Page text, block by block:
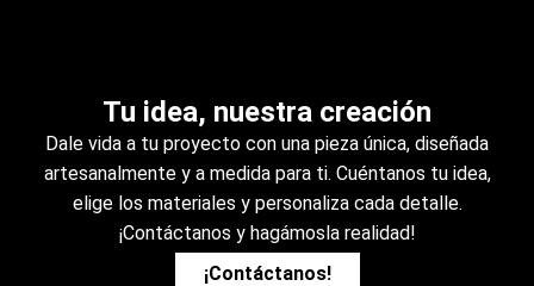
Tu idea, nuestra creación
Dale vida a tu proyecto con una pieza única, diseñada
artesanalmente y a medida para ti. Cuéntanos tu idea,
elige los materiales y personaliza cada detalle.
¡Contáctanos y hagámosla realidad!
¡Contáctanos!